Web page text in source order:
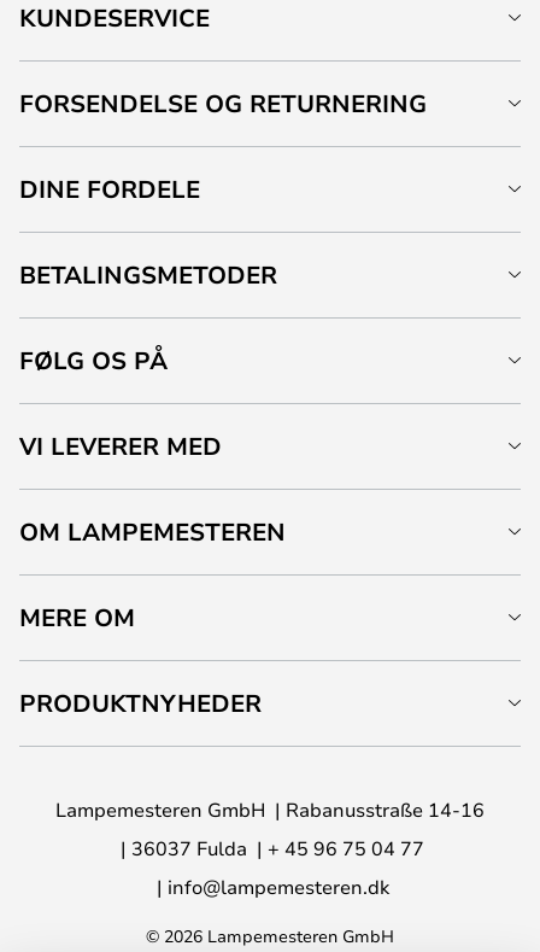
KUNDESERVICE
FORSENDELSE OG RETURNERING
DINE FORDELE
BETALINGSMETODER
FØLG OS PÅ
VI LEVERER MED
OM LAMPEMESTEREN
MERE OM
PRODUKTNYHEDER
Lampemesteren GmbH
Rabanusstraße 14-16
36037 Fulda
+ 45 96 75 04 77
info@lampemesteren.dk
© 2026 Lampemesteren GmbH